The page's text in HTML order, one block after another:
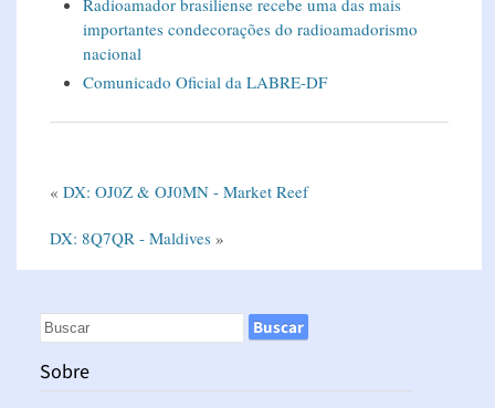
Radioamador brasiliense recebe uma das mais
importantes condecorações do radioamadorismo
nacional
Comunicado Oficial da LABRE-DF
« DX: OJ0Z & OJ0MN - Market Reef
DX: 8Q7QR - Maldives »
Sobre